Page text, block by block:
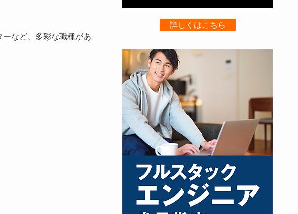
など、多彩な職種があ
詳しくはこちら